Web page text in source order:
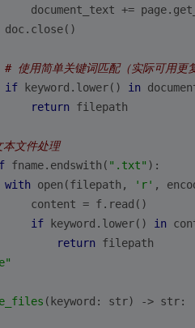
document_text +=
doc.close()
# 使用简单关键词匹配（实际可用更
if keyword.lower() in
return filepath
文件处理
fname.endswith( ".txt" ):
with open (filepath, 'r' ,
content = f.read()
if keyword.lower() in
return filepath
( keyword: str) -> str: